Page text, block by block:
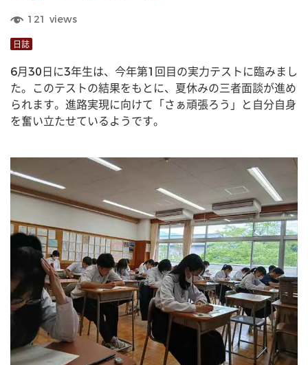
121 views
日誌
6月30日に3年生は、今年第1回目の実力テストに臨みまし
た。このテストの結果をもとに、夏休みの三者面談が進め
られます。進路実現に向けて「さぁ頑張ろう」と自分自身
を奮い立たせているようです。